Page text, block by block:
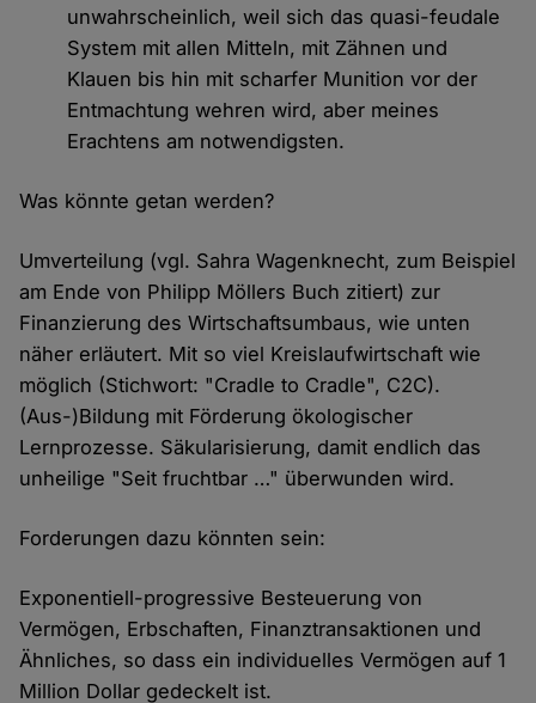
unwahrscheinlich, weil sich das quasi-feudale
System mit allen Mitteln, mit Zähnen und
Klauen bis hin mit scharfer Munition vor der
Entmachtung wehren wird, aber meines
Erachtens am notwendigsten.
Was könnte getan werden?
Umverteilung (vgl. Sahra Wagenknecht, zum Beispiel
am Ende von Philipp Möllers Buch zitiert) zur
Finanzierung des Wirtschaftsumbaus, wie unten
näher erläutert. Mit so viel Kreislaufwirtschaft wie
möglich (Stichwort: "Cradle to Cradle", C2C).
(Aus-)Bildung mit Förderung ökologischer
Lernprozesse. Säkularisierung, damit endlich das
unheilige "Seit fruchtbar …" überwunden wird.
Forderungen dazu könnten sein:
Exponentiell-progressive Besteuerung von
Vermögen, Erbschaften, Finanztransaktionen und
Ähnliches, so dass ein individuelles Vermögen auf 1
Million Dollar gedeckelt ist.